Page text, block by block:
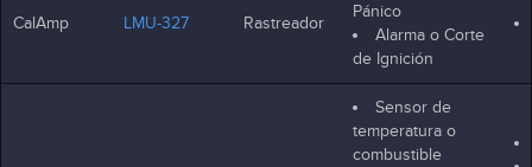
CalAmp LMU-327 Rastreador
Pánico
Alarma o Corte
de Ignición
Sensor de
temperatura o
combustible